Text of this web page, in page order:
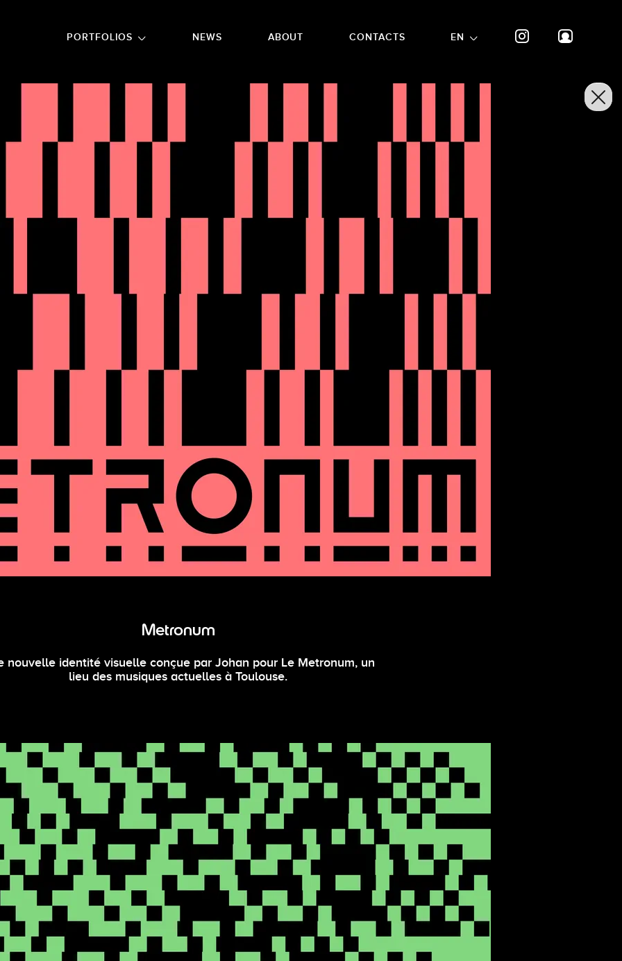
PORTFOLIOS
NEWS ABOUT CONTACTS EN
Metronum
nouvelle identité visuelle conçue par Johan pour Le Metronum, un
lieu des musiques actuelles à Toulouse.